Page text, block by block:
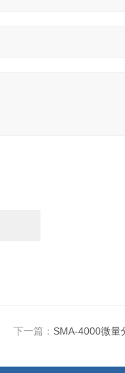
下一篇： SMA-4000微量分光光